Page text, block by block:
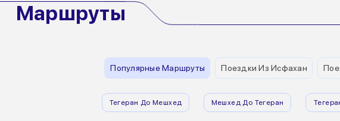
Маршруты
Популярные Маршруты Поездки Из Исфахан
Тегеран До Мешхед Мешхед До Тегеран